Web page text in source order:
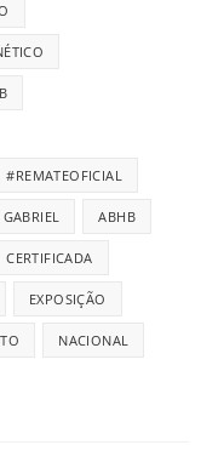
#REMATEOFICIAL
ABHB
CERTIFICADA
EXPOSIÇÃO
NACIONAL